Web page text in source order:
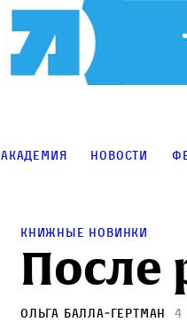
Академия Новости
Книжные новинки
После
Ольга Балла‑Гертман 4